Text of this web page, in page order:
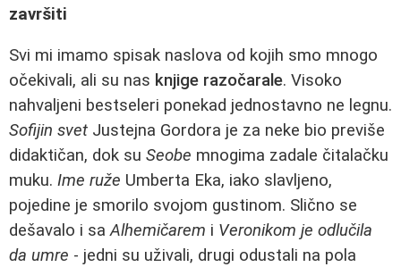
završiti
Svi mi imamo spisak naslova od kojih smo mnogo
očekivali, ali su nas knjige razočarale. Visoko
nahvaljeni bestseleri ponekad jednostavno ne legnu.
Sofijin svet Justejna Gordora je za neke bio previše
didaktičan, dok su Seobe mnogima zadale čitalačku
muku. Ime ruže Umberta Eka, iako slavljeno,
pojedine je smorilo svojom gustinom. Slično se
dešavalo i saAlhemičarem i Veronikom je odlučila
da umre - jedni su uživali, drugi odustali na pola